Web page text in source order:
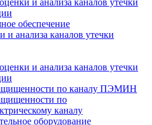
и анализа каналов утечки
обеспечение
и анализа каналов утечки
и анализа каналов утечки
по каналу ПЭМИН
по
каналу
оборудование